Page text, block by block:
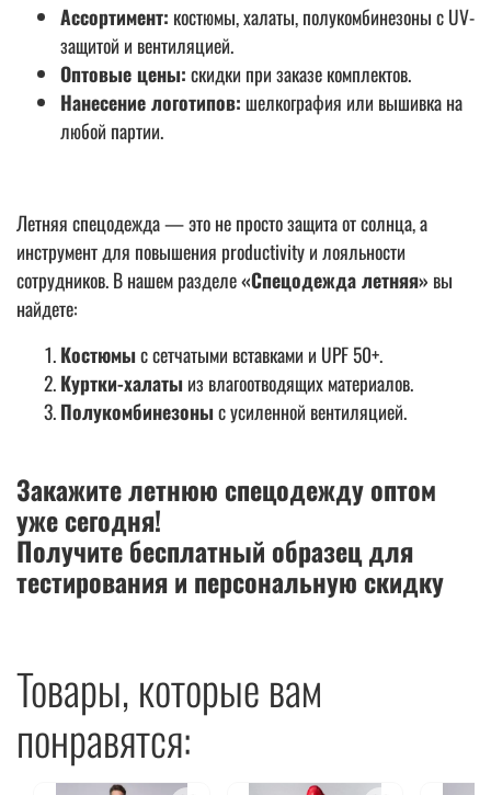
Ассортимент: костюмы, халаты, полукомбинезоны с UV-
защитой и вентиляцией.
Оптовые цены:скидки при заказе комплектов.
Нанесение логотипов: шелкография или вышивка на
любой партии.
Летняя спецодежда — это не просто защита от солнца, а
инструмент для повышения productivity и лояльности
сотрудников. В нашем разделе«Спецодежда летняя» вы
найдете:
Костюмыс сетчатыми вставками и UPF 50+.
Куртки-халатыиз влагоотводящих материалов.
Полукомбинезоныс усиленной вентиляцией.
Закажите летнюю спецодежду оптом
уже сегодня!
Получите бесплатный образец для
тестирования и персональную скидку
Товары, которые вам
понравятся: